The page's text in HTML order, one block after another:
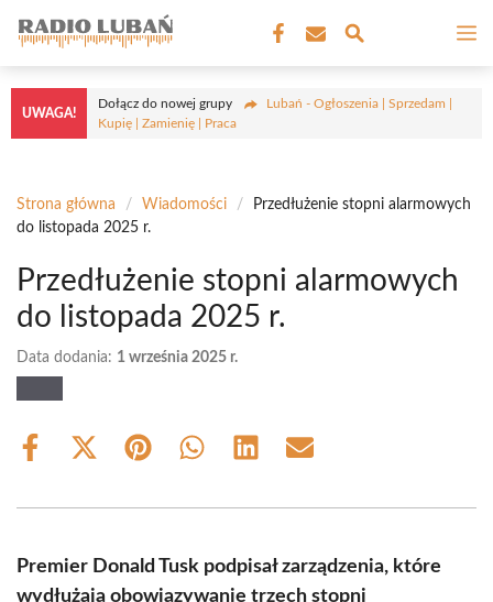
treści
UWAGA!
Dołącz do nowej grupy
Lubań - Ogłoszenia | Sprzedam |
Kupię | Zamienię | Praca
Strona główna / Wiadomości /
Przedłużenie stopni alarmowych
do listopada 2025 r.
Przedłużenie stopni alarmowych
do listopada 2025 r.
Data dodania: 1 września 2025 r.
Share
Share
(Twitter)
Share Share Share Share
Premier Donald Tusk podpisał zarządzenia, które
wydłużają obowiązywanie trzech stopni